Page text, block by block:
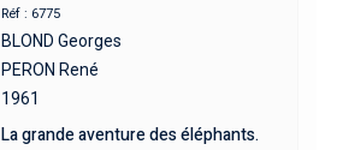
Réf : 6775
BLOND Georges
PERON René
1961
La grande aventure des éléphants.